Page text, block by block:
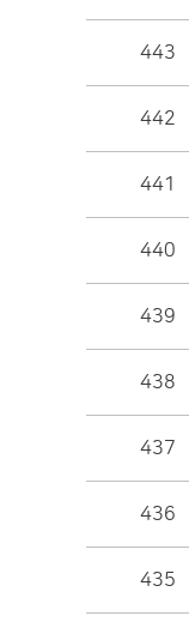
443
442
441
440
439
438
437
436
435